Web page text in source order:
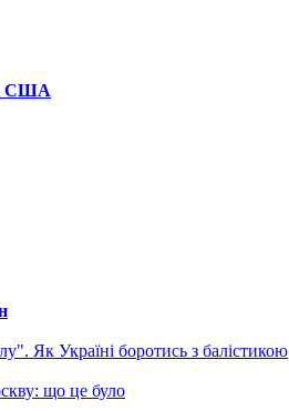
США
Як Україні боротись з балістикою
що це було